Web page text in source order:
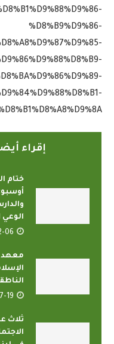
%D8%B9%D9%86-
إقراء
ختام
06
معهد
19
ثلاث